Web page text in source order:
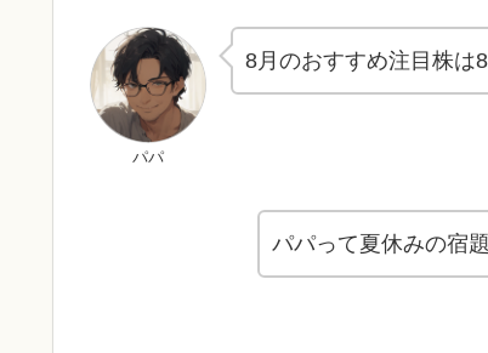
パパ
8月のおすすめ注目株は
パパって夏休みの宿